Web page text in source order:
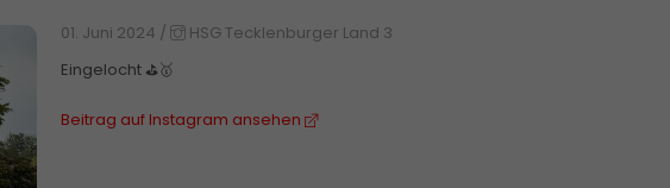
01. Juni 2024 /
HSG Tecklenburger Land 3
Eingelocht ⛳️🥇
Beitrag auf Instagram ansehen